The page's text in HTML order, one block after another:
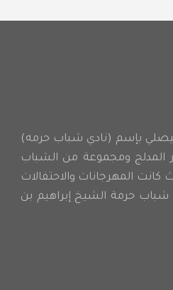
هـ النادي الفيصلي بإسم (نادي شباب حرمه)
المدلج ومجموعة من الشباب
كانت المهرجانات والاحتفالات
شباب حرمة الشيخ إبراهيم بن